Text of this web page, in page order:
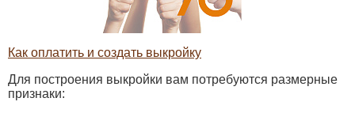
Как оплатить и создать выкройку
Для построения выкройки вам потребуются размерные
признаки: